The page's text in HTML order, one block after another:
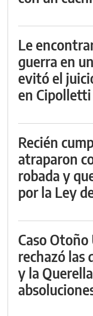
Le
guerra en
evitó el
en Cipolletti
Recién
atraparon
robada y
por la Ley
Caso Otoño
rechazó las
y la